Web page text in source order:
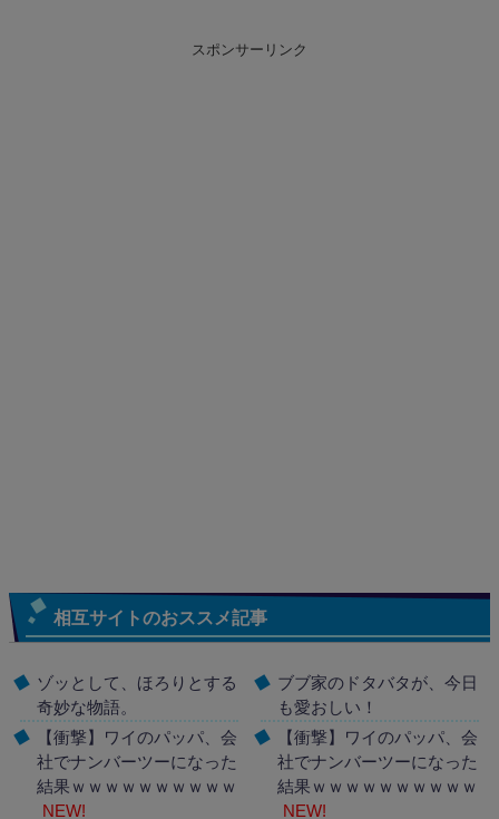
スポンサーリンク
相互サイトのおススメ記事
ゾッとして、ほろりとする
奇妙な物語。
【衝撃】ワイのパッパ、会
社でナンバーツーになった
結果ｗｗｗｗｗｗｗｗｗｗ
NEW!
ブブ家のドタバタが、今日
も愛おしい！
【衝撃】ワイのパッパ、会
社でナンバーツーになった
結果ｗｗｗｗｗｗｗｗｗｗ
NEW!